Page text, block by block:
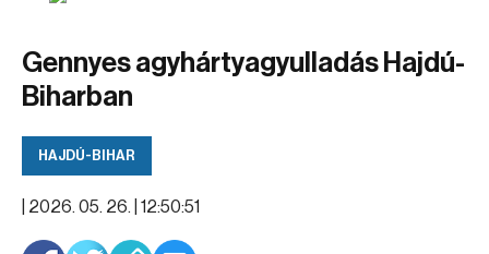
Gennyes agyhártyagyulladás Hajdú-
Biharban
HAJDÚ-BIHAR
2026. 05. 26. | 12:50:51